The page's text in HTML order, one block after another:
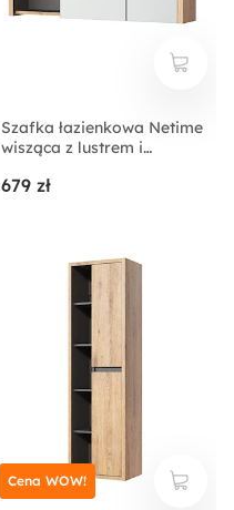
Szafka łazienkowa Netime
wisząca z lustrem i
679 zł
Cena WOW!